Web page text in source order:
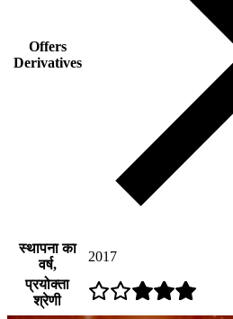
Offers
Derivatives
स्थापना का
वर्ष,
2017
प्रयोक्ता
श्रेणी